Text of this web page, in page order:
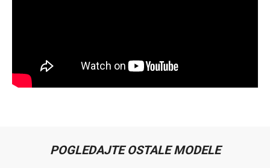
POGLEDAJTE OSTALE MODELE